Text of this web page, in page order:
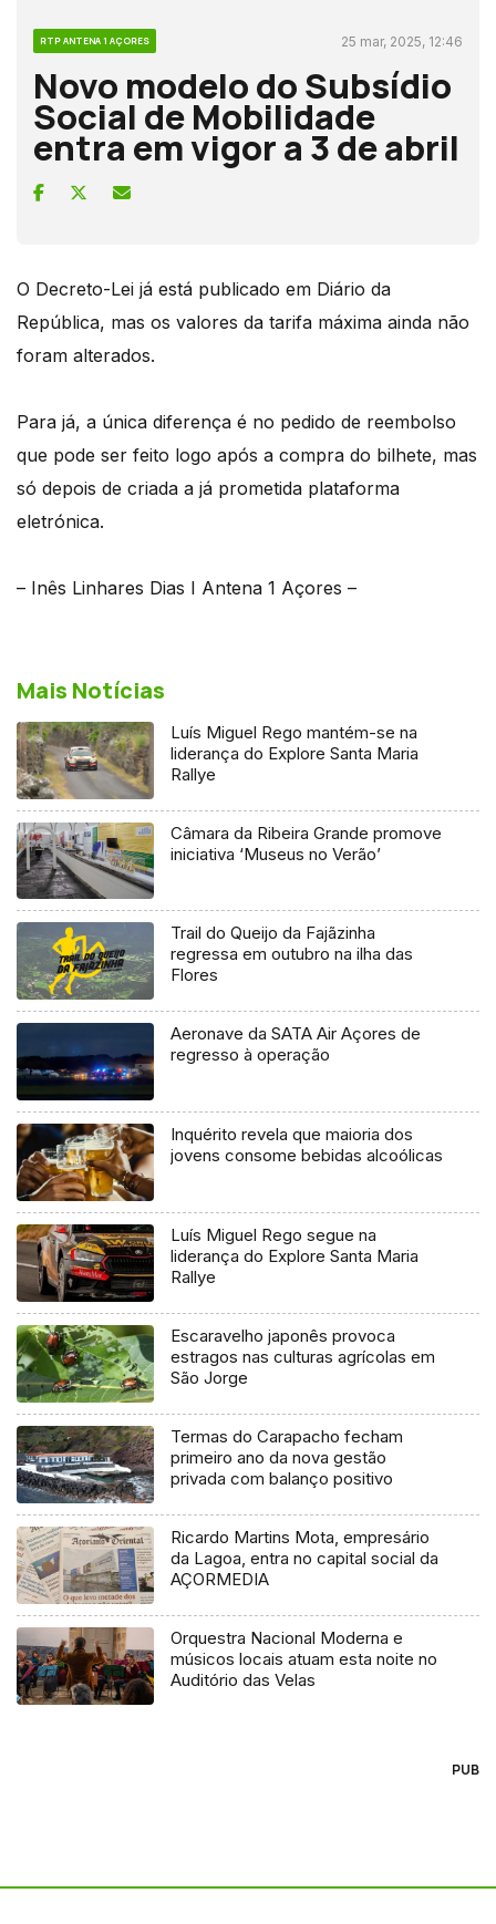
RTP ANTENA 1 AÇORES 25 mar, 2025, 12:46
Novo modelo do Subsídio
Social de Mobilidade
entra em vigor a 3 de abril
O Decreto-Lei já está publicado em Diário da
República, mas os valores da tarifa máxima ainda não
foram alterados.
Para já, a única diferença é no pedido de reembolso
que pode ser feito logo após a compra do bilhete, mas
só depois de criada a já prometida plataforma
eletrónica.
– Inês Linhares Dias I Antena 1 Açores –
Mais Notícias
Luís Miguel Rego mantém-se na
liderança do Explore Santa Maria
Rallye
Câmara da Ribeira Grande promove
iniciativa ‘Museus no Verão’
Trail do Queijo da Fajãzinha
regressa em outubro na ilha das
Flores
Aeronave da SATA Air Açores de
regresso à operação
Inquérito revela que maioria dos
jovens consome bebidas alcoólicas
Luís Miguel Rego segue na
liderança do Explore Santa Maria
Rallye
Escaravelho japonês provoca
estragos nas culturas agrícolas em
São Jorge
Termas do Carapacho fecham
primeiro ano da nova gestão
privada com balanço positivo
Ricardo Martins Mota, empresário
da Lagoa, entra no capital social da
AÇORMEDIA
Orquestra Nacional Moderna e
músicos locais atuam esta noite no
Auditório das Velas
PUB